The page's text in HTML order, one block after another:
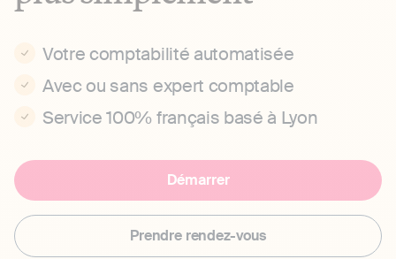
Votre comptabilité automatisée
Avec ou sans expert comptable
Service 100% français basé à Lyon
Démarrer
Prendre rendez-vous